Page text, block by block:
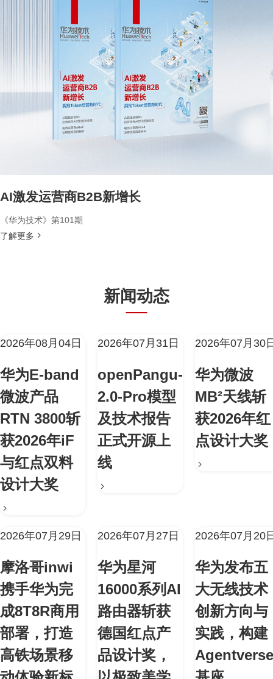
AI激发运营商B2B新增长
《华为技术》第101期
了解更多
新闻动态
2026年08月04日
华为E-band
微波产品
RTN 3800斩
获2026年iF
与红点双料
设计大奖
2026年07月31日
openPangu-
2.0-Pro模型
及技术报告
正式开源上
线
2026年07月30
华为微波
MB²天线斩
获2026年红
点设计大奖
2026年07月29日
摩洛哥inwi
携手华为完
成8T8R商用
部署，打造
高铁场景移
2026年07月27日
华为星河
16000系列AI
路由器斩获
德国红点产
品设计奖，
2026年07月20
华为发布五
大无线技术
创新方向与
实践，构建
Agentverse